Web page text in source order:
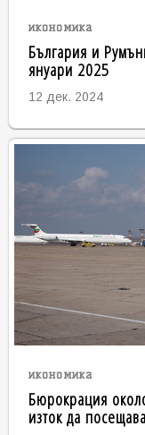
икономика
България и
януари 2025
12 дек. 2024
икономика
Бюрокрация
изток да